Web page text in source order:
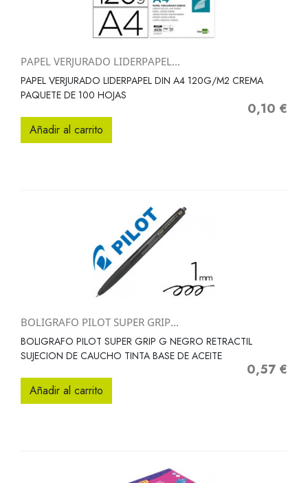
PAPEL VERJURADO LIDERPAPEL...
PAPEL VERJURADO LIDERPAPEL DIN A4 120G/M2 CREMA
PAQUETE DE 100 HOJAS
Precio
0,10 €
Añadir al carrito
BOLIGRAFO PILOT SUPER GRIP...
BOLIGRAFO PILOT SUPER GRIP G NEGRO RETRACTIL
SUJECION DE CAUCHO TINTA BASE DE ACEITE
Precio
0,57 €
Añadir al carrito